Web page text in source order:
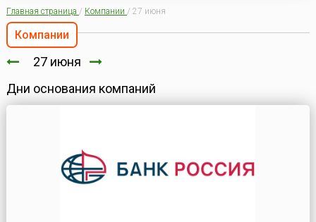
Главная страница / Компании / 27 июня
Компании
27 июня
Дни основания компаний